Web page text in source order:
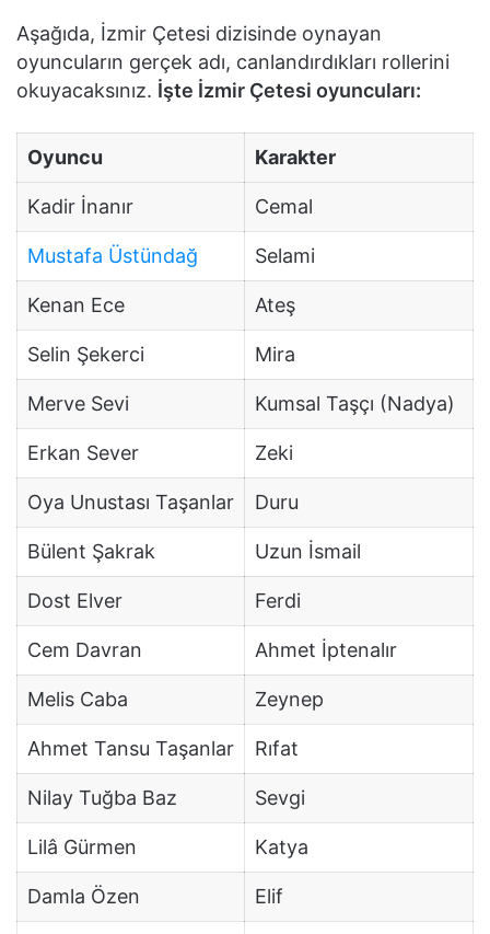
Aşağıda, İzmir Çetesi dizisinde oynayan
oyuncuların gerçek adı, canlandırdıkları rollerini
okuyacaksınız. İşte İzmir Çetesi oyuncuları:
Oyuncu Karakter
Kadir İnanır Cemal
Mustafa Üstündağ Selami
Kenan Ece Ateş
Selin Şekerci Mira
Merve Sevi Kumsal Taşçı (Nadya)
Erkan Sever Zeki
Oya Unustası Taşanlar Duru
Bülent Şakrak Uzun İsmail
Dost Elver Ferdi
Cem Davran Ahmet İptenalır
Melis Caba Zeynep
Ahmet Tansu Taşanlar Rıfat
Nilay Tuğba Baz Sevgi
Lilâ Gürmen Katya
Damla Özen Elif